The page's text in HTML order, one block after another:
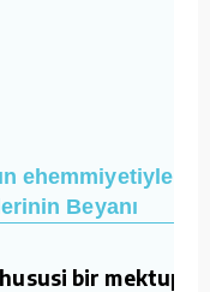
ehemmiyetiyle
Beyanı
hususi bir